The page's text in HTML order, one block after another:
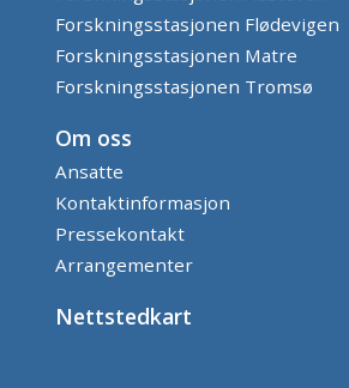
Forskningsstasjonen Flødevigen
Forskningsstasjonen Matre
Forskningsstasjonen Tromsø
Om oss
Ansatte
Kontaktinformasjon
Pressekontakt
Arrangementer
Nettstedkart